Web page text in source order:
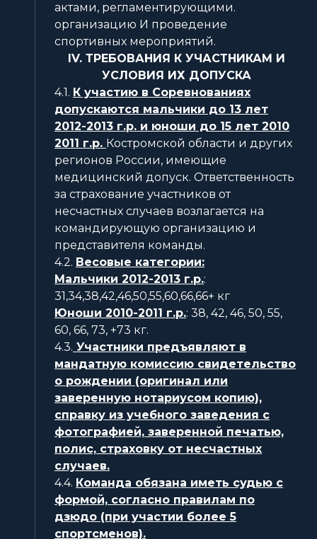
актами, регламентирующими.
организацию И проведение
спортивных мероприятий.
IV. ТРЕБОВАНИЯ К УЧАСТНИКАМ И
УСЛОВИЯ ИХ ДОПУСКА
4.1. К участию в Соревнованиях
допускаются мальчики до 13 лет
2012-2013 г.р. и юноши до 15 лет 2010
2011 г.р. Костромской области и других
регионов России, имеющие
медицинский допуск. Ответственность
за страхование участников от
несчастных случаев возлагается на
командирующую организацию и
представителя команды.
4.2. Весовые категории:
Мальчики 2012-2013 г.р.:
31,34,38,42,46,50,55,60,66,66+ кг
Юноши 2010-2011 г.р.: 38, 42, 46, 50, 55,
60, 66, 73, +73 кг.
4.3. Участники предъявляют в
мандатную комиссию свидетельство
о рождении (оригинал или
заверенную нотариусом копию),
справку из учебного заведения с
фотографией, заверенной печатью,
полис, страховку от несчастных
случаев.
4.4. Команда обязана иметь судью с
формой, согласно правилам по
дзюдо (при участии более 5
спортсменов).